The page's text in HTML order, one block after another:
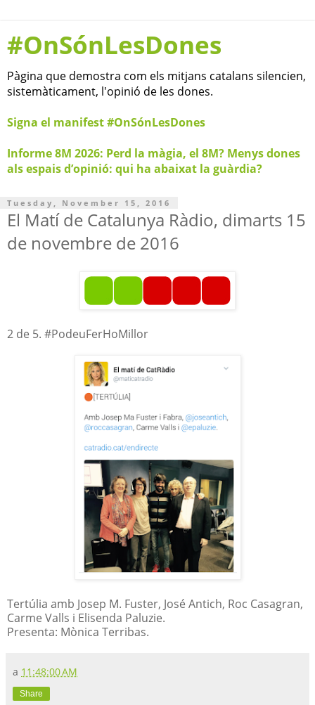
#OnSónLesDones
Pàgina que demostra com els mitjans catalans silencien,
sistemàticament, l'opinió de les dones.
Signa el manifest #OnSónLesDones
Informe 8M 2026: Perd la màgia, el 8M? Menys dones
als espais d’opinió: qui ha abaixat la guàrdia?
Tuesday, November 15, 2016
El Matí de Catalunya Ràdio, dimarts 15
de novembre de 2016
2 de 5. #PodeuFerHoMillor
Tertúlia amb Josep M. Fuster, José Antich, Roc Casagran,
Carme Valls i Elisenda Paluzie.
Presenta: Mònica Terribas.
a 11:48:00 AM
Share